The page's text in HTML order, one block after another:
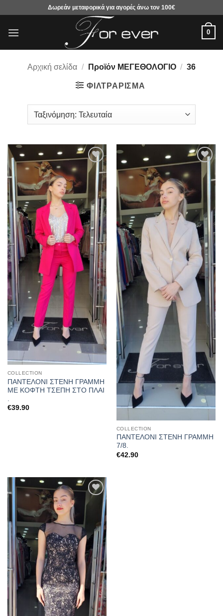
περιεχόμενο
Δωρεάν μεταφορικά για αγορές άνω τον 100€
0
Αρχική σελίδα / Προϊόν ΜΕΓΕΘΟΛΟΓΙΟ / 36
ΦΙΛΤΡΆΡΙΣΜΑ
Προσθήκη
αγαπημένα
COLLECTION
ΠΑΝΤΕΛΟΝΙ ΣΤΕΝΗ ΓΡΑΜΜΗ
ΜΕ ΚΟΦΤΗ ΤΣΕΠΗ ΣΤΟ ΠΛΑΙ
€39.90
αγαπημένα
COLLECTION
ΠΑΝΤΕΛΟΝΙ ΣΤΕΝΗ ΓΡΑΜΜΗ
7/8.
€42.90
Προσθήκη
αγαπημένα